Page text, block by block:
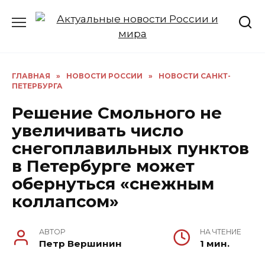
ГЛАВНАЯ » НОВОСТИ РОССИИ »
НОВОСТИ САНКТ-
ПЕТЕРБУРГА
Решение Смольного не
увеличивать число
снегоплавильных пунктов
в Петербурге может
обернуться «снежным
коллапсом»
АВТОР
Петр Вершинин
НА ЧТЕНИЕ
1 мин.